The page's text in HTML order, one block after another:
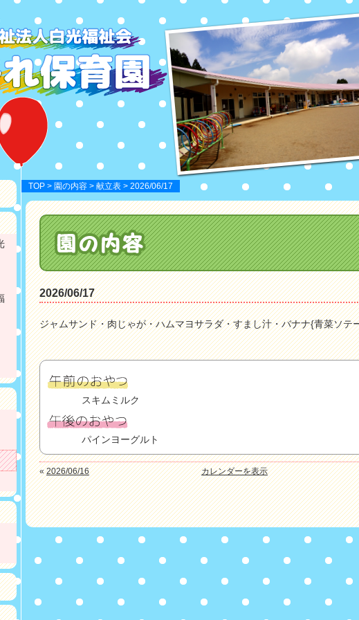
TOP > 園の内容 > 献立表 > 2026/06/17
2026/06/17
ジャムサンド・肉じゃが・ハムマヨサラダ・すまし汁・バナナ{青菜ソテ
スキムミルク
パインヨーグルト
«2026/06/16 カレンダーを表示